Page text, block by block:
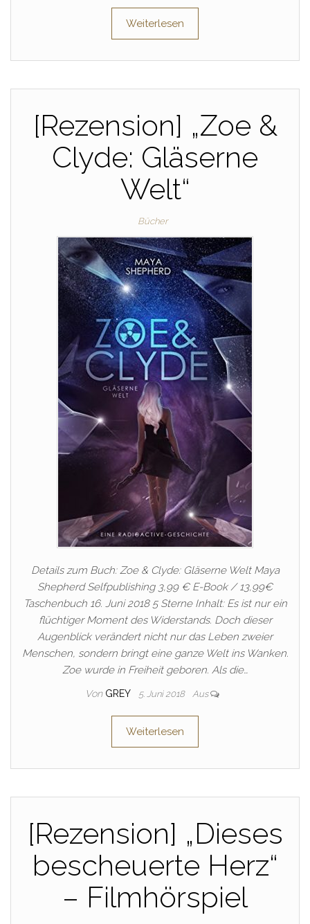
Weiterlesen
[Rezension] „Zoe &
Clyde: Gläserne
Welt“
Bücher
Details zum Buch: Zoe & Clyde: Gläserne Welt Maya
Shepherd Selfpublishing 3,99 € E-Book / 13,99€
Taschenbuch 16. Juni 2018 5 Sterne Inhalt: Es ist nur ein
flüchtiger Moment des Widerstands. Doch dieser
Augenblick verändert nicht nur das Leben zweier
Menschen, sondern bringt eine ganze Welt ins Wanken.
Zoe wurde in Freiheit geboren. Als die…
Von GREY 5. Juni 2018 Aus
Weiterlesen
[Rezension] „Dieses
bescheuerte Herz“
– Filmhörspiel